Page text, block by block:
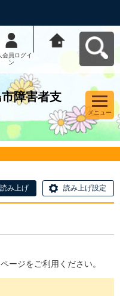
会員ログイ
ン
障害者支
メニュー
読み上げ 読み上げ設定
ージをご利用ください。